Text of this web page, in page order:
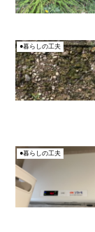
●暮らしの工夫
●暮らしの工夫